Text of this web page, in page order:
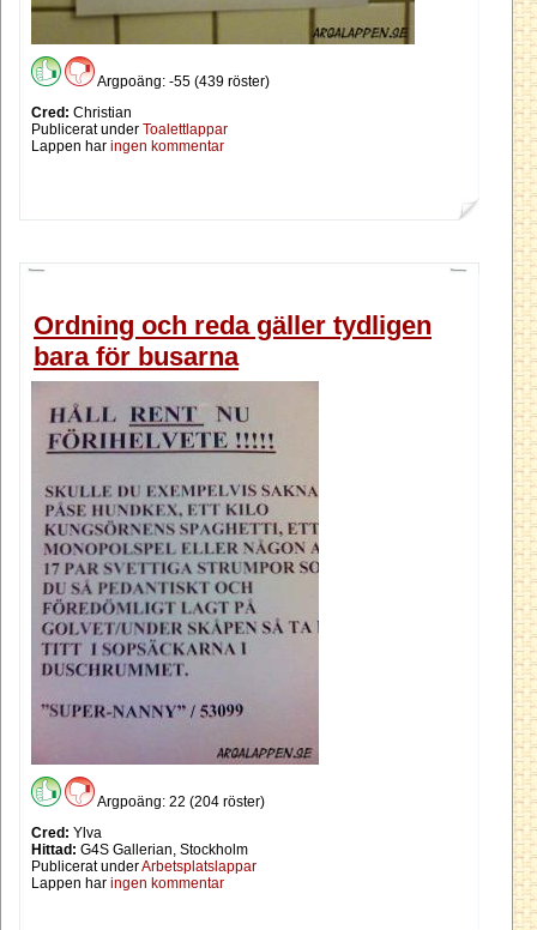
Argpoäng: -55 (439 röster)
Cred: Christian
Publicerat under Toalettlappar
Lappen har ingen kommentar
Ordning och reda gäller tydligen
bara för busarna
Argpoäng: 22 (204 röster)
Cred: Ylva
Hittad: G4S Gallerian, Stockholm
Publicerat underArbetsplatslappar
Lappen har ingen kommentar